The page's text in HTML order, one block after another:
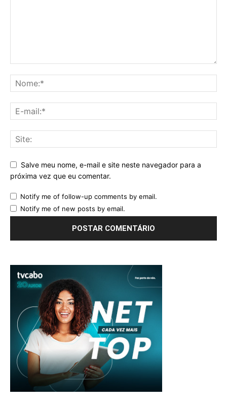
Salve meu nome, e-mail e site neste navegador para a
próxima vez que eu comentar.
Notify me of follow-up comments by email.
Notify me of new posts by email.